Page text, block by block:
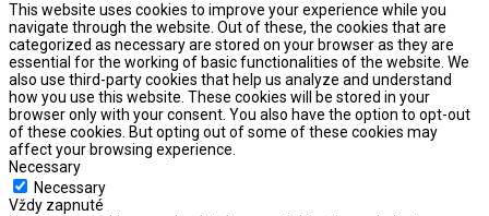
This website uses cookies to improve your experience while you
navigate through the website. Out of these, the cookies that are
categorized as necessary are stored on your browser as they are
essential for the working of basic functionalities of the website. We
also use third-party cookies that help us analyze and understand
how you use this website. These cookies will be stored in your
browser only with your consent. You also have the option to opt-out
of these cookies. But opting out of some of these cookies may
affect your browsing experience.
Necessary
Necessary
Vždy zapnuté